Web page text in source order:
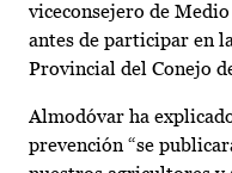
viceconsejero de
antes de participar en
Provincial del Conejo
Almodóvar ha
prevención “se